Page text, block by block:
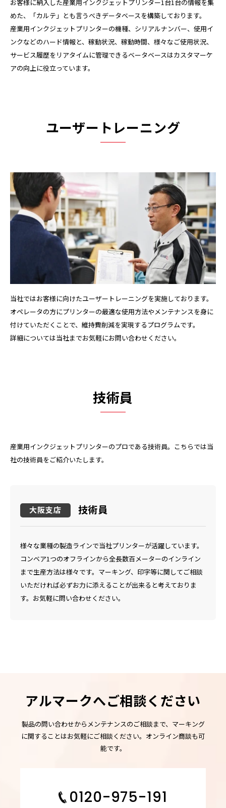
お客様に納入した産業用インクジェットプリンター1台1台の情報を集
めた、「カルテ」とも言うべきデータベースを構築しております。
産業用インクジェットプリンターの機種、シリアルナンバー、使用イ
ンクなどのハード情報と、稼動状況、稼動時間、様々なご使用状況、
サービス履歴をリアタイムに管理できるベータベースはカスタマーケ
アの向上に役立っています。
ユーザートレーニング
当社ではお客様に向けたユーザートレーニングを実施しております。
オペレータの方にプリンターの最適な使用方法やメンテナンスを身に
付けていただくことで、維持費削減を実現するプログラムです。
詳細については当社までお気軽にお問い合わせください。
技術員
産業用インクジェットプリンターのプロである技術員。こちらでは当
社の技術員をご紹介いたします。
大阪支店 技術員
様々な業種の製造ラインで当社プリンターが活躍しています。
コンベア1つのオフラインから全長数百メーターのインライン
まで生産方法は様々です。マーキング、印字等に関してご相談
いただければ必ずお力に添えることが出来ると考えておりま
す。お気軽に問い合わせください。
アルマークへご相談ください
製品の問い合わせからメンテナンスのご相談まで、マーキング
に関することはお気軽にご相談ください。オンライン商談も可
能です。
0120-975-191